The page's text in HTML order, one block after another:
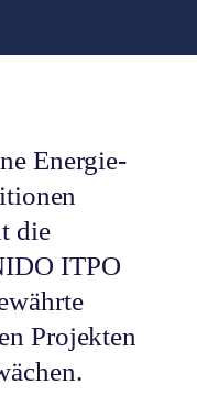
Energie-
die
ITPO
Projekten